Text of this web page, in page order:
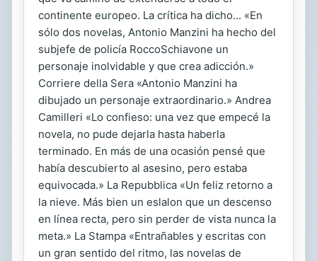
continente europeo. La crítica ha dicho... «En
sólo dos novelas, Antonio Manzini ha hecho del
subjefe de policía RoccoSchiavone un
personaje inolvidable y que crea adicción.»
Corriere della Sera «Antonio Manzini ha
dibujado un personaje extraordinario.» Andrea
Camilleri «Lo confieso: una vez que empecé la
novela, no pude dejarla hasta haberla
terminado. En más de una ocasión pensé que
había descubierto al asesino, pero estaba
equivocada.» La Repubblica «Un feliz retorno a
la nieve. Más bien un eslalon que un descenso
en línea recta, pero sin perder de vista nunca la
meta.» La Stampa «Entrañables y escritas con
un gran sentido del ritmo, las novelas de